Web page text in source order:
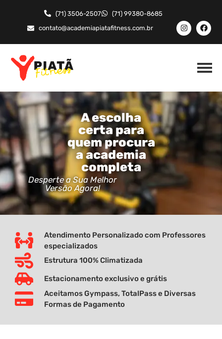
(71) 3506-2507
(71) 99380-8685
contato@academiapiatafitness.com.br
A escolha
certa para
quem procura
a academia
completa
Desperte a Sua Melhor
Versão Agora!
Atendimento Personalizado com Professores
especializados
Estrutura 100% Climatizada
Estacionamento exclusivo e grátis
Aceitamos Gympass, TotalPass e Diversas
Formas de Pagamento